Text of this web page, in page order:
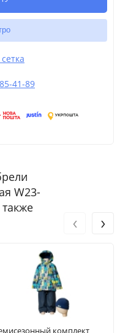
41-89
W23-
комплект
‹ ›